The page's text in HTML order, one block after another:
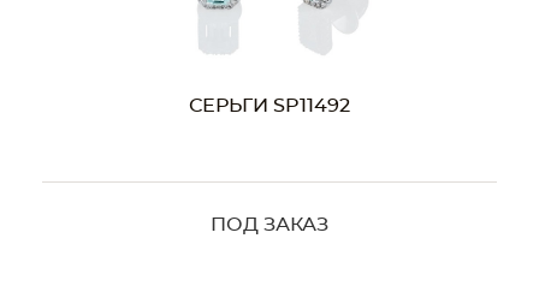
СЕРЬГИ SP11492
ПОД ЗАКАЗ